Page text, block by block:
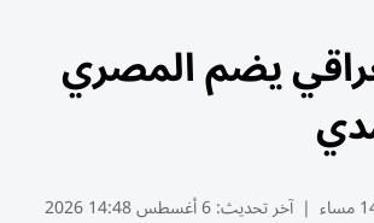
يضم المصري
| آخر تحديث:6 أغسطس 14:48 2026